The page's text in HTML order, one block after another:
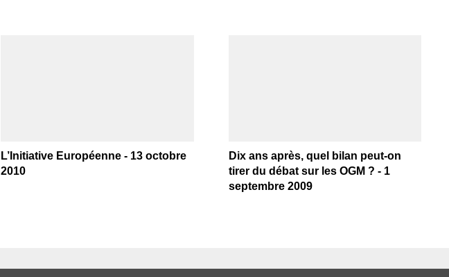
L’Initiative Européenne - 13 octobre
2010
Dix ans après, quel bilan peut-on
tirer du débat sur les OGM ? - 1
septembre 2009